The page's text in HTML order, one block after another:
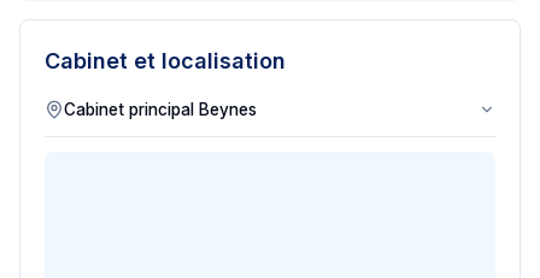
Cabinet et localisation